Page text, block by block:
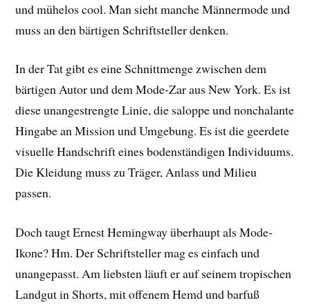
und mühelos cool. Man sieht manche Männermode und
muss an den bärtigen Schriftsteller denken.
In der Tat gibt es eine Schnittmenge zwischen dem
bärtigen Autor und dem Mode-Zar aus New York. Es ist
diese unangestrengte Linie, die saloppe und nonchalante
Hingabe an Mission und Umgebung. Es ist die geerdete
visuelle Handschrift eines bodenständigen Individuums.
Die Kleidung muss zu Träger, Anlass und Milieu
passen.
Doch taugt Ernest Hemingway überhaupt als Mode-
Ikone? Hm. Der Schriftsteller mag es einfach und
unangepasst. Am liebsten läuft er auf seinem tropischen
Landgut in Shorts, mit offenem Hemd und barfuß